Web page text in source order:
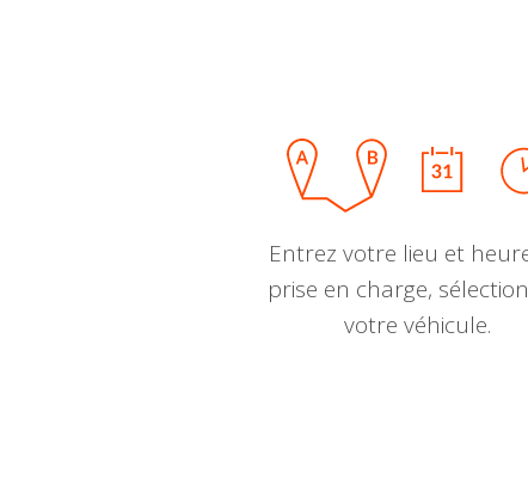
Entrez votre lieu et
prise en charge,
votre véhicule.